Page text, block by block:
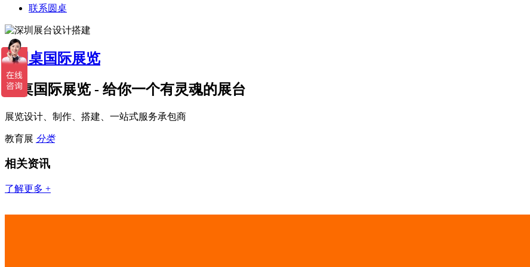
联系圆桌
圆桌国际展览 - 给你一个有灵魂的展台
展览设计、制作、搭建、一站式服务承包商
教育展 分类
相关资讯
了解更多 +